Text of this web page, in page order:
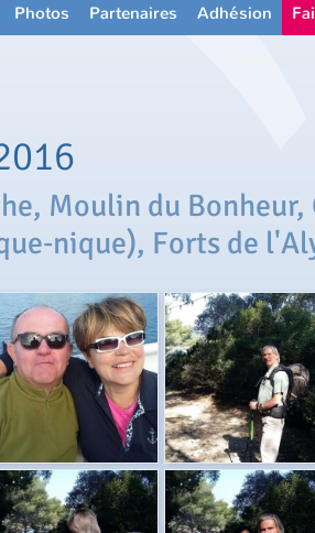
Photos Partenaires Adhésion
Moulin du
Forts de